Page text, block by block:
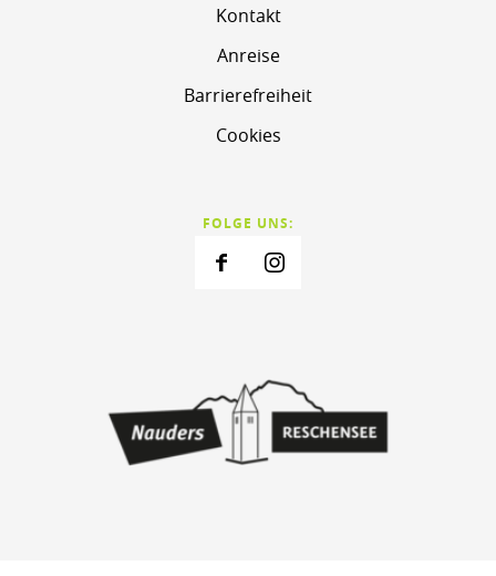
Kontakt
Anreise
Barrierefreiheit
Cookies
FOLGE UNS: